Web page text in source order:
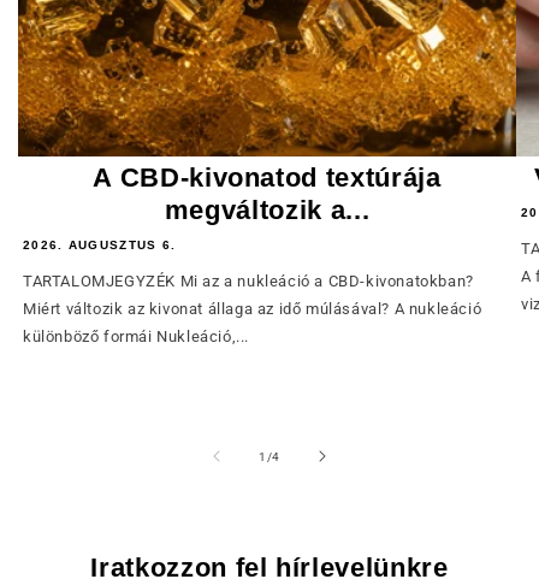
A CBD-kivonatod textúrája
megváltozik a...
2026. AUGUSZTUS 6.
TARTALOMJEGYZÉK Mi az a nukleáció a CBD-kivonatokban?
Miért változik az kivonat állaga az idő múlásával? A nukleáció
különböző formái Nukleáció,...
A
1 /of
4
Iratkozzon fel hírlevelünkre